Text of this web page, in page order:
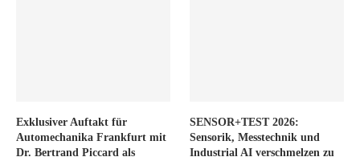
Exklusiver Auftakt für
Automechanika Frankfurt mit
Dr. Bertrand Piccard als
SENSOR+TEST 2026:
Sensorik, Messtechnik und
Industrial AI verschmelzen zu